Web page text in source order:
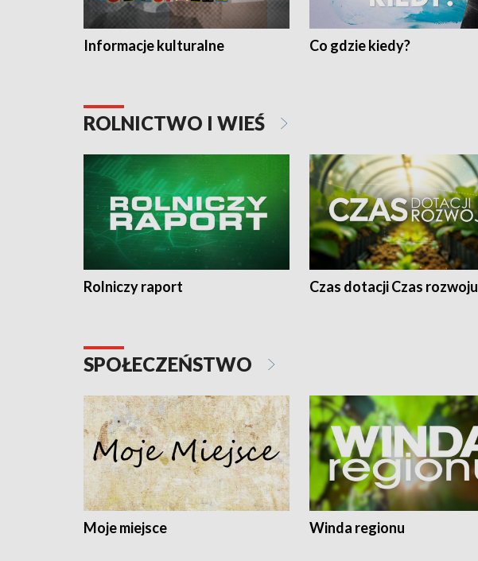
Informacje kulturalne Co gdzie kiedy?
ROLNICTWO I WIEŚ
Rolniczy raport Czas dotacji Czas rozwoju
SPOŁECZEŃSTWO
Moje miejsce Winda regionu